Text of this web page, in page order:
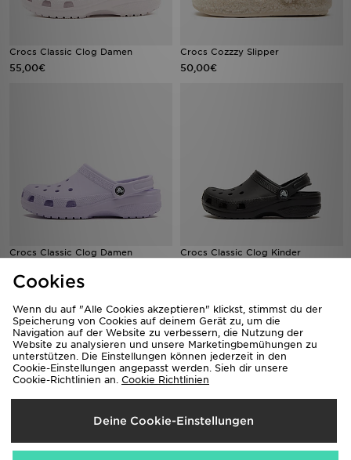
Crocs Classic Clog Damen
55,00€
Crocs Cozzzy Slipper
50,00€
Crocs Classic Clog Damen Crocs Classic Clog Kinder
Crocs Classic Clog Infant
Crocs Blooming Cherry Jibbitz
Cookies
Wenn du auf "Alle Cookies akzeptieren" klickst, stimmst du der
Speicherung von Cookies auf deinem Gerät zu, um die
Navigation auf der Website zu verbessern, die Nutzung der
Website zu analysieren und unsere Marketingbemühungen zu
unterstützen. Die Einstellungen können jederzeit in den
Cookie-Einstellungen angepasst werden. Sieh dir unsere
Cookie-Richtlinien an. Cookie Richtlinien
Deine Cookie-Einstellungen